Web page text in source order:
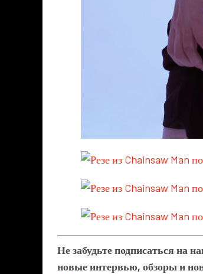
Не забудьте подписаться на
новые интервью, обзоры и